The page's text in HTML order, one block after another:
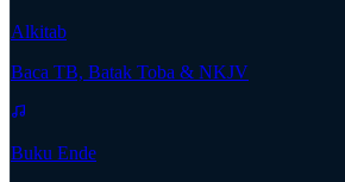
Alkitab
Baca TB, Batak Toba & NKJV
Buku Ende